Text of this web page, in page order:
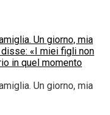
Un giorno, mia
«I miei figli non
in quel momento
Un giorno, mia